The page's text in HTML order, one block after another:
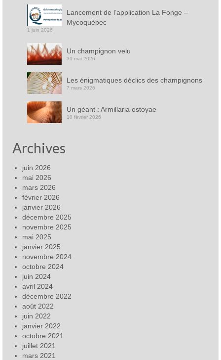
Lancement de l’application La Fonge –
Mycoquébec
1 juin 2026
Un champignon velu
30 mai 2026
Les énigmatiques déclics des champignons
7 mars 2026
Un géant : Armillaria ostoyae
10 février 2026
Archives
juin 2026
mai 2026
mars 2026
février 2026
janvier 2026
décembre 2025
novembre 2025
mai 2025
janvier 2025
novembre 2024
octobre 2024
juin 2024
avril 2024
décembre 2022
août 2022
juin 2022
janvier 2022
octobre 2021
juillet 2021
mars 2021